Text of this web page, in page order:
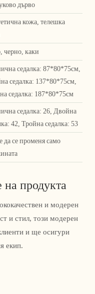
дърво
кожа, телешка
черно, каки
седалка: 87*80*75см,
седалка: 137*80*75см,
седалка: 187*80*75см
седалка: 26, Двойна
42, Тройна седалка: 53
се променя само
продукта
и модерен
и стил, този модерен
и ще осигури
екип.